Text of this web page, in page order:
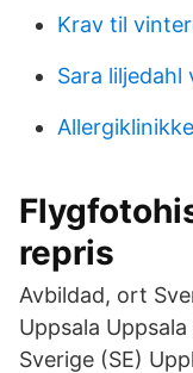
Krav til
Sara liljedahl
repris
Avbildad, ort
Uppsala
Sverige (SE)